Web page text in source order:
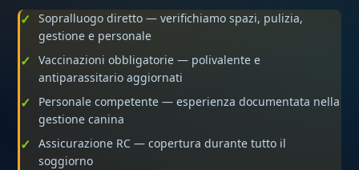
Sopralluogo diretto — verifichiamo spazi, pulizia,
gestione e personale
Vaccinazioni obbligatorie — polivalente e
antiparassitario aggiornati
Personale competente — esperienza documentata nella
gestione canina
Assicurazione RC — copertura durante tutto il
soggiorno